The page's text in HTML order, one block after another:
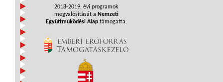
2018-2019. évi programok
megvalósítását a Nemzeti
Együttműködési Alaptámogatta.